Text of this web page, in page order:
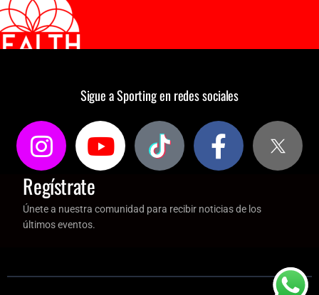
Sigue a Sporting en redes sociales
Regístrate
Únete a nuestra comunidad para recibir noticias de los
últimos eventos.